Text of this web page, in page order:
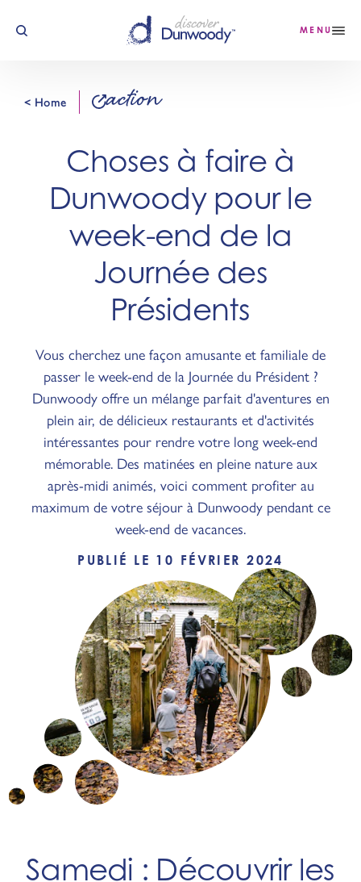
Skip to content MENU
< Home action
Choses à faire à
Dunwoody pour le
week-end de la
Journée des
Présidents
Vous cherchez une façon amusante et familiale de
passer le week-end de la Journée du Président ?
Dunwoody offre un mélange parfait d'aventures en
plein air, de délicieux restaurants et d'activités
intéressantes pour rendre votre long week-end
mémorable. Des matinées en pleine nature aux
après-midi animés, voici comment profiter au
maximum de votre séjour à Dunwoody pendant ce
week-end de vacances.
PUBLIÉ LE 10 FÉVRIER 2024
Samedi : Découvrir les